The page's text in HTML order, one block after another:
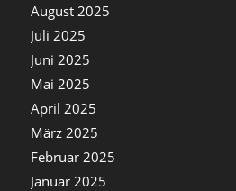
August 2025
Juli 2025
Juni 2025
Mai 2025
April 2025
März 2025
Februar 2025
Januar 2025